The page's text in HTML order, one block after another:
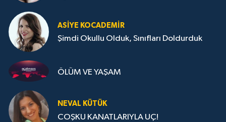
ASIYE KOCADEMİR
Şimdi Okullu Olduk, Sınıfları Doldurduk
ÖLÜM VE YAŞAM
NEVAL KÜTÜK
COŞKU KANATLARIYLA UÇ!